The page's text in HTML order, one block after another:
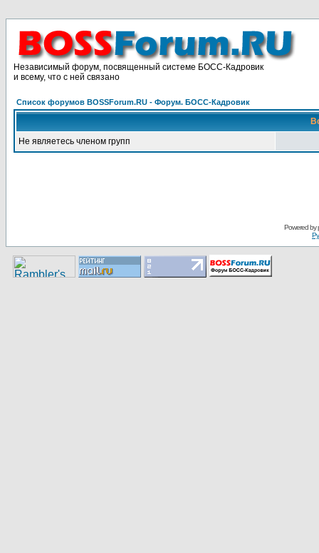
Независимый форум, посвященный системе БОСС-Кадровик
и всему, что с ней связано
Список форумов BOSSForum.RU - Форум. БОСС-Кадровик
Не являетесь членом групп
Pоwerеd by